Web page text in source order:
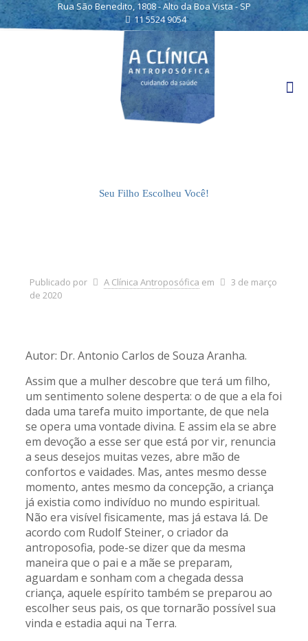
Rua São Benedito, 1808 - Alto da Boa Vista - SP
11 5524 9054
Seu Filho Escolheu Você!
Publicado por A Clínica Antroposófica em
3 de março
de 2020
Autor: Dr. Antonio Carlos de Souza Aranha.
Assim que a mulher descobre que terá um filho,
um sentimento solene desperta: o de que a ela foi
dada uma tarefa muito importante, de que nela
se opera uma vontade divina. E assim ela se abre
em devoção a esse ser que está por vir, renuncia
a seus desejos muitas vezes, abre mão de
confortos e vaidades. Mas, antes mesmo desse
momento, antes mesmo da concepção, a criança
já existia como indivíduo no mundo espiritual.
Não era visível fisicamente, mas já estava lá. De
acordo com Rudolf Steiner, o criador da
antroposofia, pode-se dizer que da mesma
maneira que o pai e a mãe se preparam,
aguardam e sonham com a chegada dessa
criança, aquele espírito também se preparou ao
escolher seus pais, os que tornarão possível sua
vinda e estadia aqui na Terra.